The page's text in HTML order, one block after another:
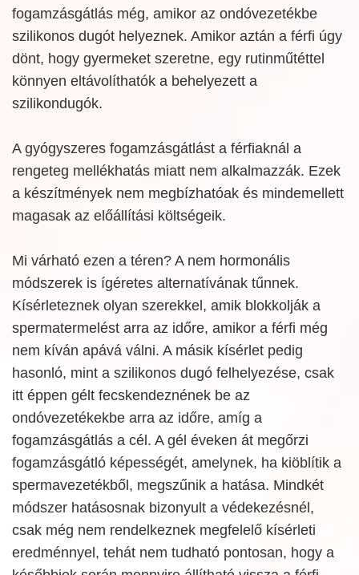
fogamzásgátlás még, amikor az ondóvezetékbe
szilikonos dugót helyeznek. Amikor aztán a férfi úgy
dönt, hogy gyermeket szeretne, egy rutinműtéttel
könnyen eltávolíthatók a behelyezett a
szilikondugók.
A gyógyszeres fogamzásgátlást a férfiaknál a
rengeteg mellékhatás miatt nem alkalmazzák. Ezek
a készítmények nem megbízhatóak és mindemellett
magasak az előállítási költségeik.
Mi várható ezen a téren? A nem hormonális
módszerek is ígéretes alternatívának tűnnek.
Kísérleteznek olyan szerekkel, amik blokkolják a
spermatermelést arra az időre, amikor a férfi még
nem kíván apává válni. A másik kísérlet pedig
hasonló, mint a szilikonos dugó felhelyezése, csak
itt éppen gélt fecskendeznének be az
ondóvezetékekbe arra az időre, amíg a
fogamzásgátlás a cél. A gél éveken át megőrzi
fogamzásgátló képességét, amelynek, ha kiöblítik a
spermavezetékből, megszűnik a hatása. Mindkét
módszer hatásosnak bizonyult a védekezésnél,
csak még nem rendelkeznek megfelelő kísérleti
eredménnyel, tehát nem tudható pontosan, hogy a